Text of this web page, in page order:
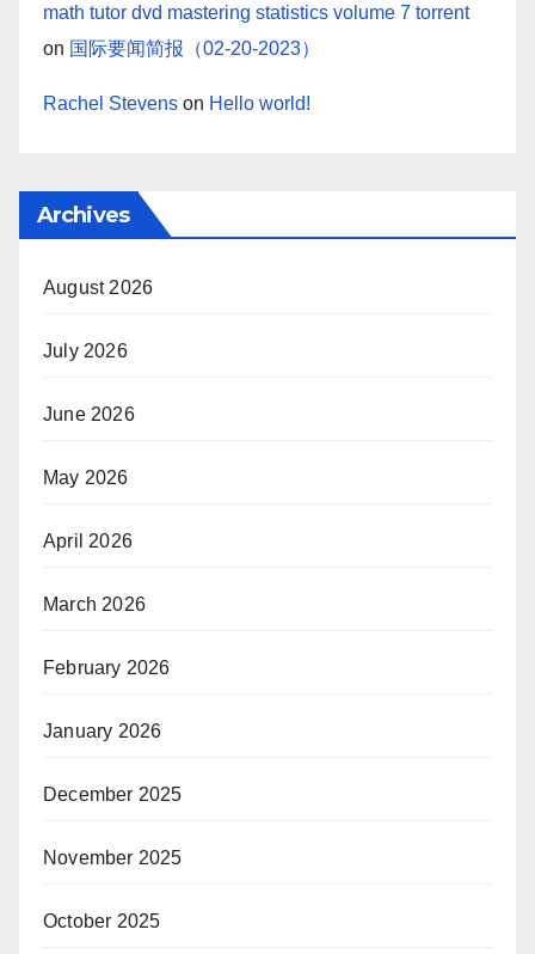
math tutor dvd mastering statistics volume 7 torrent
on 国际要闻简报（02-20-2023）
Rachel Stevens on Hello world!
Archives
August 2026
July 2026
June 2026
May 2026
April 2026
March 2026
February 2026
January 2026
December 2025
November 2025
October 2025